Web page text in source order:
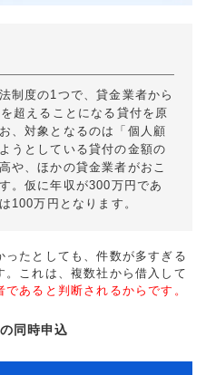
制度の1つで、貸金業者から
超えることになる貸付を原
、対象となるのは「個人顧
うとしている貸付の金額の
や、ほかの貸金業者がおこ
。仮に年収が300万円であ
100万円となります。
たとしても、件数が多すぎる
。これは、複数社から借入して
あると判断されるからです。
同時申込